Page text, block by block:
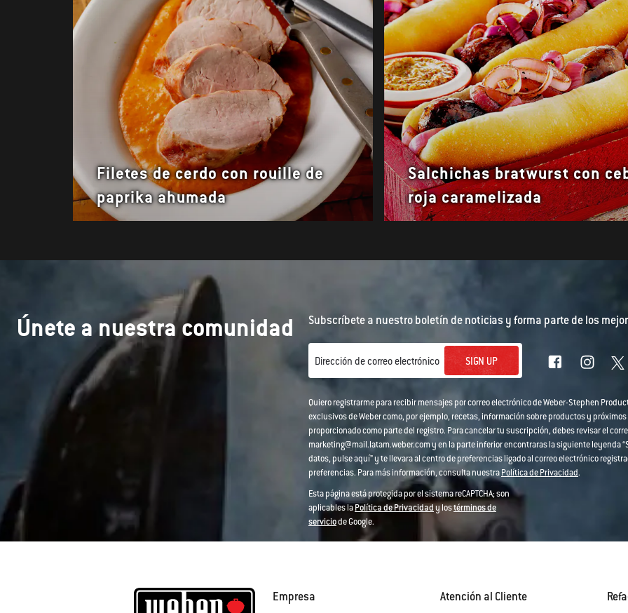
Filetes de cerdo con rouille de
paprika ahumada
Salchichas bratwurst con
roja caramelizada
Únete a nuestra comunidad Subscríbete a nuestro boletín de noticias y forma parte de los
Dirección de correo electrónico SIGN UP
Quiero registrarme para recibir mensajes por correo electrónico de Weber-Stephen
exclusivos de Weber como, por ejemplo, recetas, información sobre productos y
proporcionado como parte del registro. Para cancelar tu suscripción, debes revisar el
marketing@mail.latam.weber.com y en la parte inferior encontraras la siguiente leyenda
datos, pulse aquí” y te llevara al centro de preferencias ligado al correo electrónico
preferencias. Para más información, consulta nuestraPolítica de Privacidad.
Esta página está protegida por el sistema reCAPTCHA; son
aplicables laPolítica de Privacidady lostérminos de
serviciode Google.
Empresa Atención al Cliente